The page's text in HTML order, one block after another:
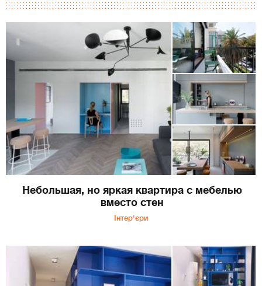
Небольшая, но яркая квартира с мебелью
вместо стен
Інтер'єри